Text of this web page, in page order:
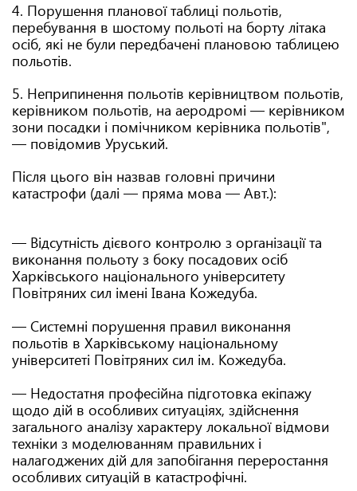
4. Порушення планової таблиці польотів,
перебування в шостому польоті на борту літака
осіб, які не були передбачені плановою таблицею
польотів.
5. Неприпинення польотів керівництвом польотів,
керівником польотів, на аеродромі — керівником
зони посадки і помічником керівника польотів",
— повідомив Уруський.
Після цього він назвав головні причини
катастрофи (далі — пряма мова — Авт.):
— Відсутність дієвого контролю з організації та
виконання польоту з боку посадових осіб
Харківського національного університету
Повітряних сил імені Івана Кожедуба.
— Системні порушення правил виконання
польотів в Харківському національному
університеті Повітряних сил ім. Кожедуба.
— Недостатня професійна підготовка екіпажу
щодо дій в особливих ситуаціях, здійснення
загального аналізу характеру локальної відмови
техніки з моделюванням правильних і
налагоджених дій для запобігання переростання
особливих ситуацій в катастрофічні.